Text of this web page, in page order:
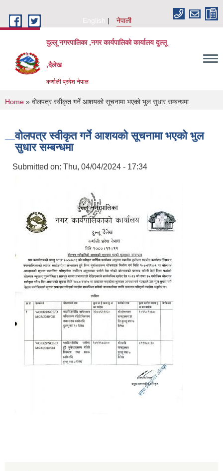
English
नेपाली
दुल्लू नगरपालिका ,नगर कार्यपालिकाे कार्यालय दुल्लू
,दैलेख
कर्णाली प्रदेश नेपाल
You are here
Home » वोलपत्र स्वीकृत गर्ने आशयको सूचनामा भएको भुल सुधार सम्बन्धमा
वोलपत्र स्वीकृत गर्ने आशयको सूचनामा भएको भुल
सुधार सम्बन्धमा
Submitted on: Thu, 04/04/2024 - 17:34